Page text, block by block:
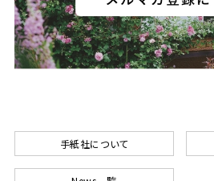
手紙社について